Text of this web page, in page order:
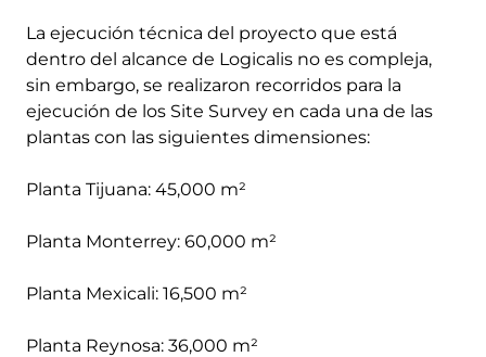
La ejecución técnica del proyecto que está
dentro del alcance de Logicalis no es compleja,
sin embargo, se realizaron recorridos para la
ejecución de los Site Survey en cada una de las
plantas con las siguientes dimensiones:
Planta Tijuana: 45,000 m²
Planta Monterrey: 60,000 m²
Planta Mexicali: 16,500 m²
Planta Reynosa: 36,000 m²